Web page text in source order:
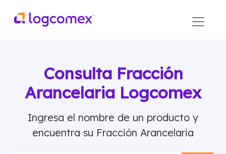
Consulta Fracción
Arancelaria Logcomex
Ingresa el nombre de un producto y
encuentra su Fracción Arancelaria